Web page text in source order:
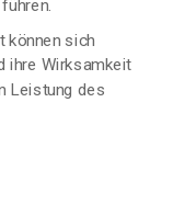
können sich
ihre Wirksamkeit
Leistung des